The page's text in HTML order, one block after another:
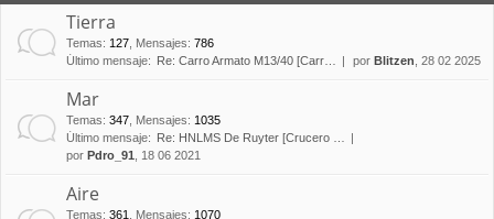
Tierra
Temas: 127 Mensajes: 786
Último mensaje:
Re: Carro Armato M13/40 [Carr… por Blitzen , 28 02 2025
Mar
Temas: 347 Mensajes: 1035
Último mensaje:
Re: HNLMS De Ruyter [Crucero …
por Pdro_91 , 18 06 2021
Aire
Temas: 361 Mensajes: 1070